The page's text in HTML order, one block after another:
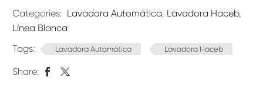
Categories: Lavadora Automática, Lavadora Haceb,
Línea Blanca
Tags:
Lavadora Automática Lavadora Haceb
Share: